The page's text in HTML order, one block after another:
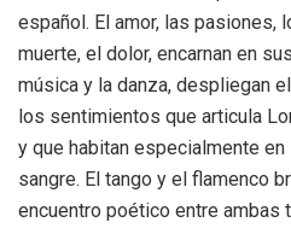
español. El amor, las pasiones,
muerte, el dolor, encarnan en
música y la danza, despliegan
los sentimientos que articula
y que habitan especialmente
sangre. El tango y el flamenco
encuentro poético entre ambas